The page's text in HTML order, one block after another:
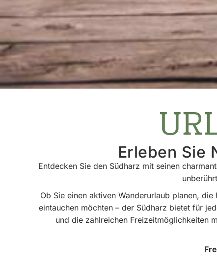
Erleben Sie
Entdecken Sie den Südharz mit seinen
Ob Sie einen aktiven Wanderurlaub planen,
eintauchen möchten – der Südharz bietet für
und die zahlreichen Freizeitmöglichkeiten